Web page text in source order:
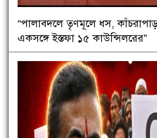
“পালাবদলে তৃণমূলে ধস,
একসঙ্গে ইস্তফা ১৫ কাউন্সিলরের”